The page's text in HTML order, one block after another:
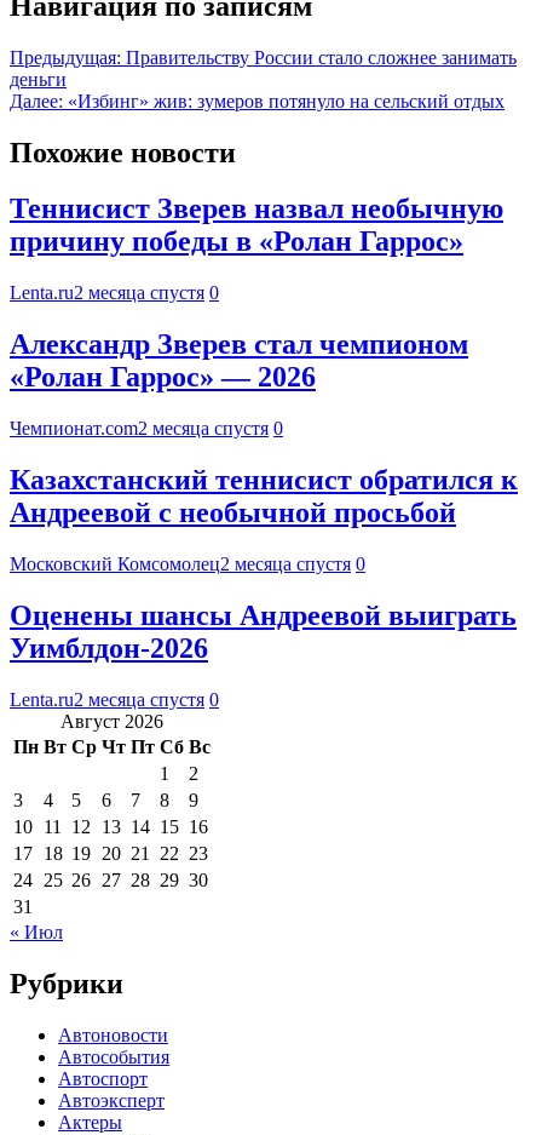
Предыдущая: Правительству России стало сложнее занимать
деньги
Далее: «Избинг» жив: зумеров потянуло на сельский отдых
Похожие новости
Теннисист Зверев назвал необычную
причину победы в «Ролан Гаррос»
Lenta.ru2 месяца спустя 0
Александр Зверев стал чемпионом
«Ролан Гаррос» — 2026
Чемпионат.com2 месяца спустя 0
Казахстанский теннисист обратился к
Андреевой с необычной просьбой
Московский Комсомолец2 месяца спустя 0
Оценены шансы Андреевой выиграть
Уимблдон-2026
Lenta.ru2 месяца спустя 0
Август 2026
Пн Вт Ср Чт Пт Сб Вс
1
2
3
4 5 6 7 8
9
10 11 12 13 14 15 16
17 18 19 20 21 22 23
24 25 26 27 28 29 30
31
« Июл
Рубрики
Автоновости
Автособытия
Автоспорт
Автоэксперт
Актеры